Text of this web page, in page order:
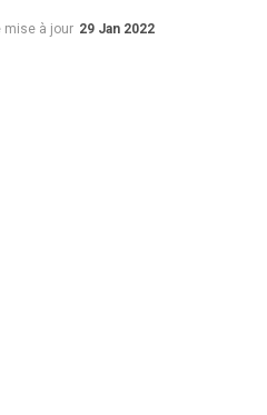
mise à jour 29 Jan 2022